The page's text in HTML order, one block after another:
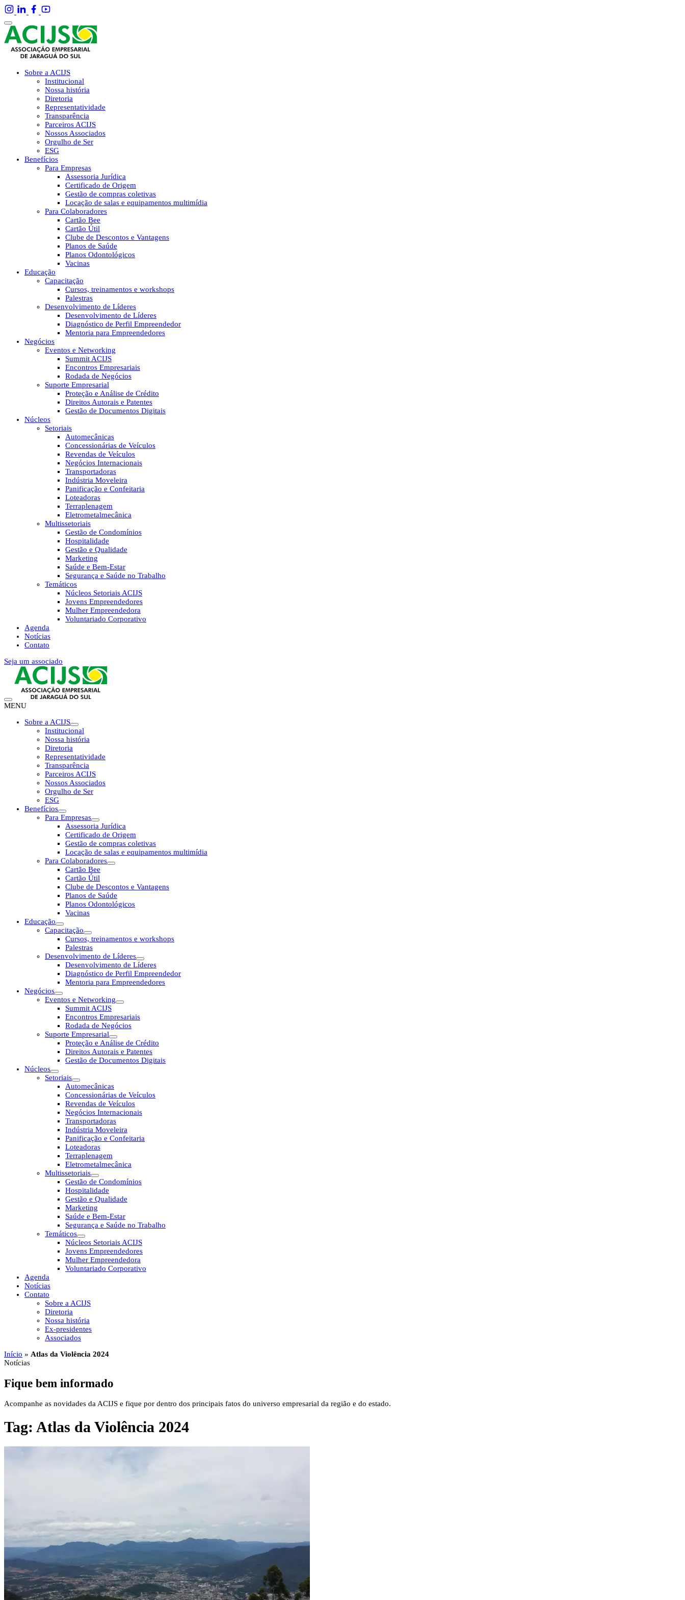
Sobre a ACIJS
Institucional
Nossa história
Diretoria
Representatividade
Transparência
Parceiros ACIJS
Nossos Associados
Orgulho de Ser
ESG
Benefícios
Para Empresas
Assessoria Jurídica
Certificado de Origem
Gestão de compras coletivas
Locação de salas e equipamentos multimídia
Para Colaboradores
Cartão Bee
Cartão Útil
Clube de Descontos e Vantagens
Planos de Saúde
Planos Odontológicos
Vacinas
Educação
Capacitação
Cursos, treinamentos e workshops
Palestras
Desenvolvimento de Líderes
Desenvolvimento de Líderes
Diagnóstico de Perfil Empreendedor
Mentoria para Empreendedores
Negócios
Eventos e Networking
Summit ACIJS
Encontros Empresariais
Rodada de Negócios
Suporte Empresarial
Proteção e Análise de Crédito
Direitos Autorais e Patentes
Gestão de Documentos Digitais
Núcleos
Setoriais
Automecânicas
Concessionárias de Veículos
Revendas de Veículos
Negócios Internacionais
Transportadoras
Indústria Moveleira
Panificação e Confeitaria
Loteadoras
Terraplenagem
Eletrometalmecânica
Multissetoriais
Gestão de Condomínios
Hospitalidade
Gestão e Qualidade
Marketing
Saúde e Bem-Estar
Segurança e Saúde no Trabalho
Temáticos
Núcleos Setoriais ACIJS
Jovens Empreendedores
Mulher Empreendedora
Voluntariado Corporativo
Agenda
Notícias
Contato
Seja um associado
MENU
Sobre a ACIJS
Institucional
Nossa história
Diretoria
Representatividade
Transparência
Parceiros ACIJS
Nossos Associados
Orgulho de Ser
ESG
Benefícios
Para Empresas
Assessoria Jurídica
Certificado de Origem
Gestão de compras coletivas
Locação de salas e equipamentos multimídia
Para Colaboradores
Cartão Bee
Cartão Útil
Clube de Descontos e Vantagens
Planos de Saúde
Planos Odontológicos
Vacinas
Educação
Capacitação
Cursos, treinamentos e workshops
Palestras
Desenvolvimento de Líderes
Desenvolvimento de Líderes
Diagnóstico de Perfil Empreendedor
Mentoria para Empreendedores
Negócios
Eventos e Networking
Summit ACIJS
Encontros Empresariais
Rodada de Negócios
Suporte Empresarial
Proteção e Análise de Crédito
Direitos Autorais e Patentes
Gestão de Documentos Digitais
Núcleos
Setoriais
Automecânicas
Concessionárias de Veículos
Revendas de Veículos
Negócios Internacionais
Transportadoras
Indústria Moveleira
Panificação e Confeitaria
Loteadoras
Terraplenagem
Eletrometalmecânica
Multissetoriais
Gestão de Condomínios
Hospitalidade
Gestão e Qualidade
Marketing
Saúde e Bem-Estar
Segurança e Saúde no Trabalho
Temáticos
Núcleos Setoriais ACIJS
Jovens Empreendedores
Mulher Empreendedora
Voluntariado Corporativo
Agenda
Notícias
Contato
Sobre a ACIJS
Diretoria
Nossa história
Ex-presidentes
Associados
Início » Atlas da Violência 2024
Notícias
Fique bem informado
Acompanhe as novidades da ACIJS e fique por dentro dos principais fatos do universo empresarial da região e do estado.
Tag: Atlas da Violência 2024